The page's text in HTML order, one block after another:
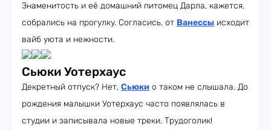
Знаменитость и её домашний питомец Дарла, кажется,
собрались на прогулку. Согласись, от Ванессы исходит
вайб уюта и нежности.
Сьюки Уотерхаус
Декретный отпуск? Нет, Сьюки о таком не слышала. До
рождения малышки Уотерхаус часто появлялась в
студии и записывала новые треки. Трудоголик!